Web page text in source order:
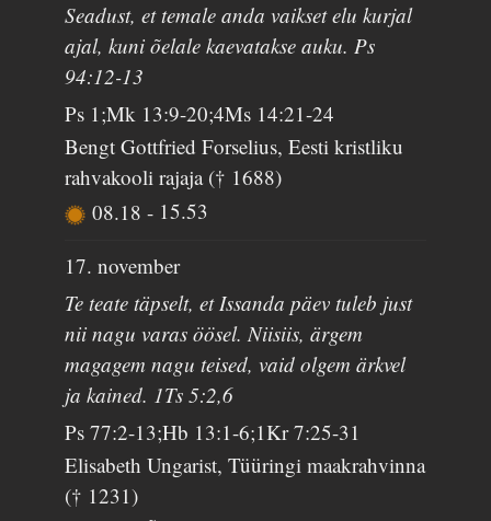
Seadust, et temale anda vaikset elu kurjal
ajal, kuni õelale kaevatakse auku. Ps
94:12-13
Ps 1;Mk 13:9-20;4Ms 14:21-24
Bengt Gottfried Forselius, Eesti kristliku
rahvakooli rajaja († 1688)
08.18- 15.53
17. november
Te teate täpselt, et Issanda päev tuleb just
nii nagu varas öösel. Niisiis, ärgem
magagem nagu teised, vaid olgem ärkvel
ja kained. 1Ts 5:2,6
Ps 77:2-13;Hb 13:1-6;1Kr 7:25-31
Elisabeth Ungarist, Tüüringi maakrahvinna
(† 1231)